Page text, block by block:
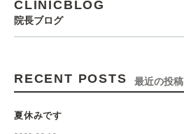
CLINICBLOG
院長ブログ
RECENT POSTS 最近の投稿
夏休みです